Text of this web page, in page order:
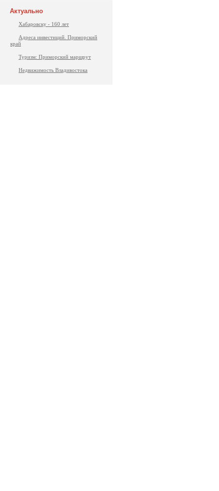
Актуально
Хабаровску - 160 лет
Адреса инвестиций. Приморский
край
Туризм: Приморский маршрут
Недвижимость Владивостока